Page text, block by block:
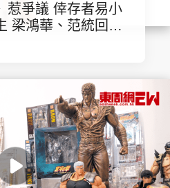
島環球 The Standard
JobMarket
惹爭議 倖存者易小
梁鴻華、范統回應